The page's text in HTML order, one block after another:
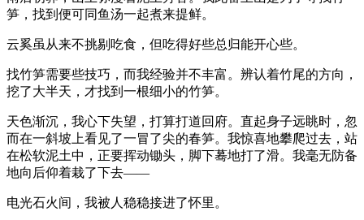
笋，找到便可同鱼汤一起煮来提鲜。
云奚虽从来不挑剔吃食，但吃得好些总归能开心些。
找竹笋需要些技巧，而我经验并不丰富。辨认着竹尾的方向，
挖了大半天，才找到一根细小的竹笋。
天色渐沉，我心下失望，打算打道回府。直起身子远眺时，忽
而在一斜坡上看见了一冒了尖的春笋。我惊喜地攀爬过去，站
在松软泥土中，正要挥动锄头，脚下蓦地打了滑。我毫无防备
地向后仰着栽了下去——
电光石火间，我被人稳稳接进了怀里。